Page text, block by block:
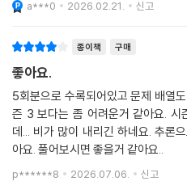
a***0 2026.02.21. 신고
종이책 구매
좋아요.
5회분으로 수록되어있고 문제 배열
즌 3 보다는 좀 어려운거 같아요.
데... 비가 많이 내리긴 하네요. 추론
아요. 풀어보시면 좋을거 같아요..
p******8 2026.07.06. 신고